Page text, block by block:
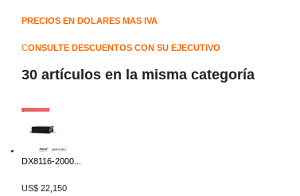
PRECIOS EN DOLARES MAS IVA
CONSULTE DESCUENTOS CON SU EJECUTIVO
30 artículos en la misma categoría
DX8116-2000...
US$ 22,150